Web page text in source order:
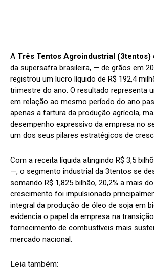
A Três Tentos Agroindustrial (3tentos)
da supersafra brasileira, — de grãos em
registrou um lucro líquido de R$ 192,4
trimestre do ano. O resultado representa
em relação ao mesmo período do ano
apenas a fartura da produção agrícola,
desempenho expressivo da empresa no
um dos seus pilares estratégicos de
Com a receita líquida atingindo R$ 3,5
—, o segmento industrial da 3tentos se
somando R$ 1,825 bilhão, 20,2% a mais
crescimento foi impulsionado
integral da produção de óleo de soja em
evidencia o papel da empresa na
fornecimento de combustíveis mais
mercado nacional.
Leia também: